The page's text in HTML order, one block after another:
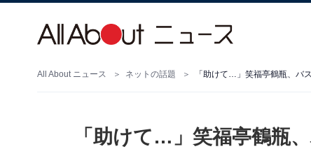
All About ニュース ネットの話題 「助けて…」笑福亭鶴瓶、バ
「助けて…」笑福亭鶴瓶